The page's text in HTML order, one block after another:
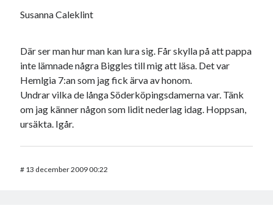
Susanna Caleklint
Där ser man hur man kan lura sig. Får skylla på att pappa
inte lämnade några Biggles till mig att läsa. Det var
Hemlgia 7:an som jag fick ärva av honom.
Undrar vilka de långa Söderköpingsdamerna var. Tänk
om jag känner någon som lidit nederlag idag. Hoppsan,
ursäkta. Igår.
# 13 december 2009 00:22